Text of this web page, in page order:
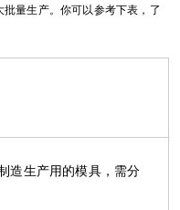
批量生产。你可以参考下表，了
造生产用的模具，需分